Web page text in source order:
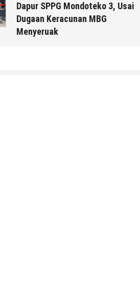
Dapur SPPG Mondoteko 3, Usai
Dugaan Keracunan MBG
Menyeruak